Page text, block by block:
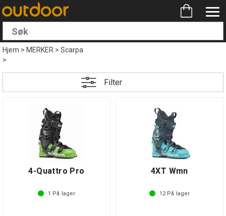
Hjem>MERKER>Scarpa
>
Filter
4-Quattro Pro
1 På lager
4XT Wmn
12På lager